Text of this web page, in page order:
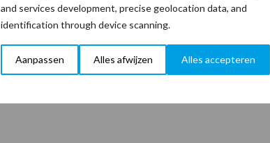
and services development, precise geolocation data, and
identification through device scanning.
Aanpassen Alles afwijzen Alles accepteren